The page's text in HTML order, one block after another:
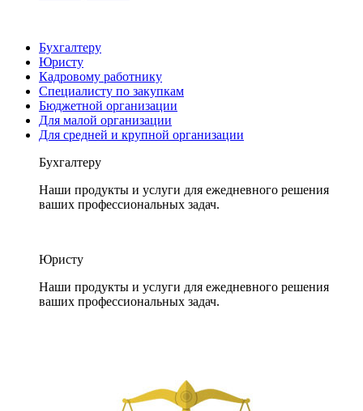
Бухгалтеру
Юристу
Кадровому работнику
Специалисту по закупкам
Бюджетной организации
Для малой организации
Для средней и крупной организации
Бухгалтеру
Наши продукты и услуги для ежедневного решения
ваших профессиональных задач.
Юристу
Наши продукты и услуги для ежедневного решения
ваших профессиональных задач.